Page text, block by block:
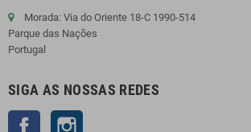
Morada: Via do Oriente 18-C 1990-514
Parque das Nações
Portugal
SIGA AS NOSSAS REDES
Facebook